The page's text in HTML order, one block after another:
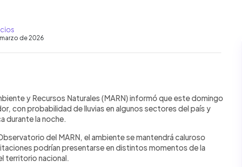
de 2026
Ambiente y Recursos Naturales (MARN) informó que
será caluroso en El Salvador, con probabilidad
sectores del país. Por la mañana se espera cielo
del período. Durante la tarde se prevén precipitaciones
del centro y occidente. En la noche aumentará la
el Área Metropolitana de San Salvador y Santa Ana,
y Recursos Naturales (MARN) informó que este domingo
con probabilidad de lluvias en algunos sectores del país y
durante la noche.
del MARN, el ambiente se mantendrá caluroso
podrían presentarse en distintos momentos de la
territorio nacional.